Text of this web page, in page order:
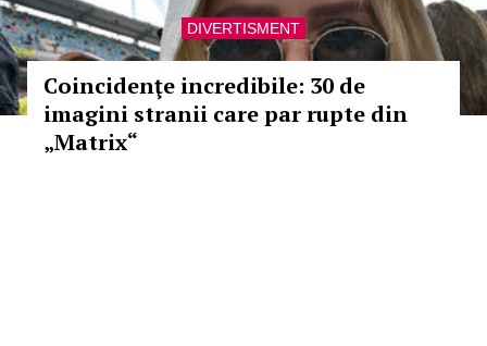
DIVERTISMENT
Coincidenţe incredibile: 30 de
imagini stranii care par rupte din
„Matrix“